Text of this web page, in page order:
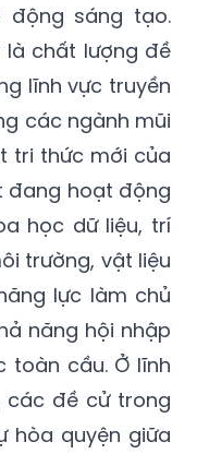
động sáng tạo.
chất lượng đề
lĩnh vực truyền
các ngành mũi
tri thức mới của
đang hoạt động
học dữ liệu, trí
trường, vật liệu
lực làm chủ
năng hội nhập
toàn cầu. Ở lĩnh
các đề cử trong
hòa quyện giữa